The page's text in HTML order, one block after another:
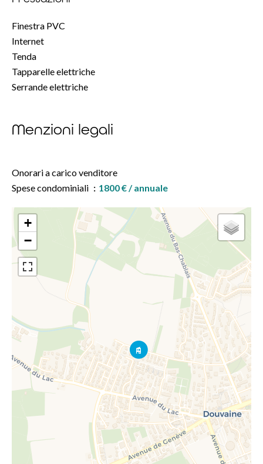
Finestra PVC
Internet
Tenda
Tapparelle elettriche
Serrande elettriche
Menzioni legali
Onorari a carico venditore
Spese condominiali
1800 € / annuale
+
−